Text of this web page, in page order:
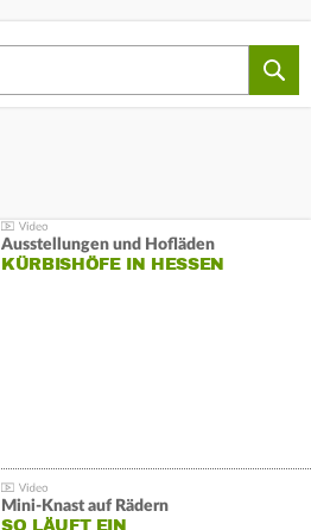
Ausstellungen und Hofläden
KÜRBISHÖFE IN HESSEN
Mini-Knast auf Rädern